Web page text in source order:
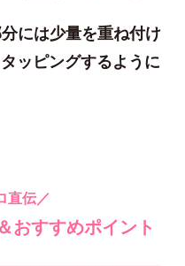
には少量を重ね付け
ッピングするように
直伝／
おすすめポイント